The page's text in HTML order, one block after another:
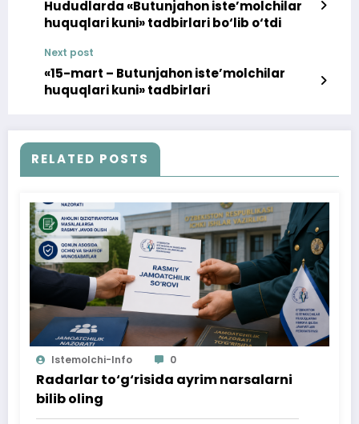
Hududlarda «Butunjahon iste’molchilar
huquqlari kuni» tadbirlari bo‘lib o‘tdi
Next post
«15-mart – Butunjahon iste’molchilar
huquqlari kuni» tadbirlari
RELATED POSTS
Istemolchi-Info 0
Radarlar to‘g‘risida ayrim narsalarni
bilib oling